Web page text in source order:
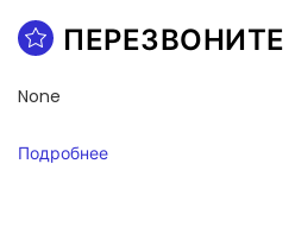
ПЕРЕЗВОНИТЕ
None
Подробнее